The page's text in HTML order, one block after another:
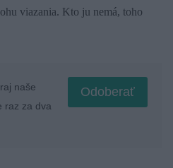
viazania. Kto ju nemá, toho
Odoberať
naše
raz za dva